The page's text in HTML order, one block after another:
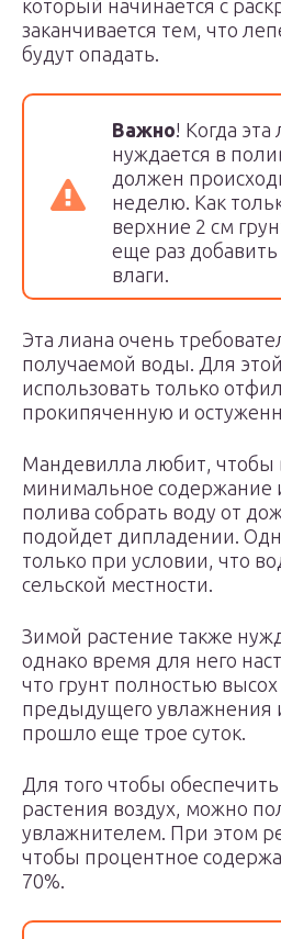
который начинается с
заканчивается тем, что
будут опадать.
Важно! Когда
нуждается в
должен
неделю. Как
верхние 2 см
еще раз
влаги.
Эта лиана очень
получаемой воды. Для
использовать только
прокипяченную и
Мандевилла любит, чтобы
минимальное содержание
полива собрать воду от
подойдет дипладении.
только при условии, что
сельской местности.
Зимой растение также
однако время для него
что грунт полностью
предыдущего увлажнения
прошло еще трое суток.
Для того чтобы
растения воздух, можно
увлажнителем. При этом
чтобы процентное
70%.